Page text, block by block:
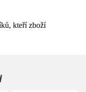
kteří zboží